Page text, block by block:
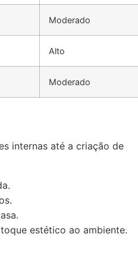
Moderado
Alto
Moderado
internas até a criação de
estético ao ambiente.